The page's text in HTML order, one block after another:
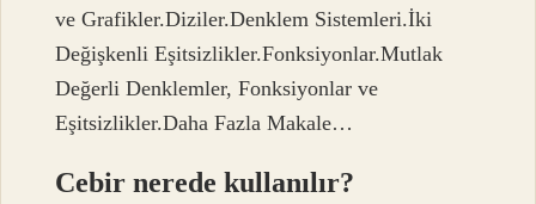
ve Grafikler.Diziler.Denklem Sistemleri.İki
Değişkenli Eşitsizlikler.Fonksiyonlar.Mutlak
Değerli Denklemler, Fonksiyonlar ve
Eşitsizlikler.Daha Fazla Makale…
Cebir nerede kullanılır?